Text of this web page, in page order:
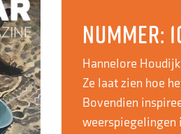
Nummer:
Hannelore
Ze laat zien hoe
Bovendien
weerspiegelingen